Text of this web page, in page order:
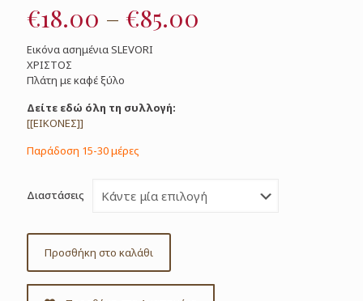
€18.00 – €85.00
Εικόνα ασημένια SLEVORI
ΧΡΙΣΤΟΣ
Πλάτη με καφέ ξύλο
Δείτε εδώ όλη τη συλλογή:
[[ΕΙΚΟΝΕΣ]]
Παράδοση 15-30 μέρες
Διαστάσεις
Προσθήκη στο καλάθι